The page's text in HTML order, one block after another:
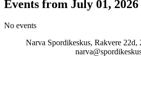
Events from July 01, 2026
No events
Narva Spordikeskus, Rakvere 22d,